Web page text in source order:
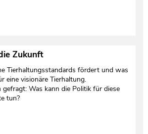
Zukunft
Tierhaltungsstandards fördert und was
eine visionäre Tierhaltung.
gefragt: Was kann die Politik für diese
tun?